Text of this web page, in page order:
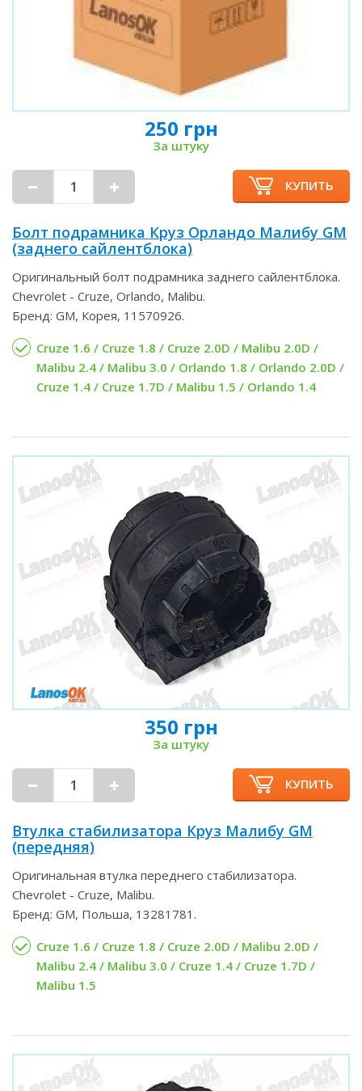
250 грн
За штуку
КУПИТЬ
Болт подрамника Круз Орландо Малибу GM
(заднего сайлентблока)
Оригинальный болт подрамника заднего сайлентблока.
Chevrolet - Cruze, Orlando, Malibu.
Бренд: GM, Корея, 11570926.
Cruze 1.6 / Cruze 1.8 / Cruze 2.0D / Malibu 2.0D /
Malibu 2.4 / Malibu 3.0 / Orlando 1.8 / Orlando 2.0D /
Cruze 1.4 / Cruze 1.7D / Malibu 1.5 / Orlando 1.4
350 грн
За штуку
КУПИТЬ
Втулка стабилизатора Круз Малибу GM
(передняя)
Оригинальная втулка переднего стабилизатора.
Chevrolet - Cruze, Malibu.
Бренд: GM, Польша, 13281781.
Cruze 1.6 / Cruze 1.8 / Cruze 2.0D / Malibu 2.0D /
Malibu 2.4 / Malibu 3.0 / Cruze 1.4 / Cruze 1.7D /
Malibu 1.5